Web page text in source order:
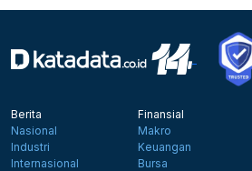
Berita
Nasional
Industri
Internasional
Finansial
Makro
Keuangan
Bursa